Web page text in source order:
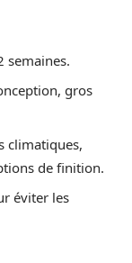
semaines.
gros
climatiques,
de finition.
éviter les